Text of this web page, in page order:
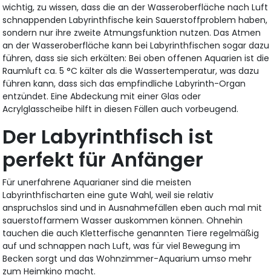
wichtig, zu wissen, dass die an der Wasseroberfläche nach Luft
schnappenden Labyrinthfische kein Sauerstoffproblem haben,
sondern nur ihre zweite Atmungsfunktion nutzen. Das Atmen
an der Wasseroberfläche kann bei Labyrinthfischen sogar dazu
führen, dass sie sich erkälten: Bei oben offenen Aquarien ist die
Raumluft ca. 5 °C kälter als die Wassertemperatur, was dazu
führen kann, dass sich das empfindliche Labyrinth-Organ
entzündet. Eine Abdeckung mit einer Glas oder
Acrylglasscheibe hilft in diesen Fällen auch vorbeugend.
Der Labyrinthfisch ist
perfekt für Anfänger
Für unerfahrene Aquarianer sind die meisten
Labyrinthfischarten eine gute Wahl, weil sie relativ
anspruchslos sind und in Ausnahmefällen eben auch mal mit
sauerstoffarmem Wasser auskommen können. Ohnehin
tauchen die auch Kletterfische genannten Tiere regelmäßig
auf und schnappen nach Luft, was für viel Bewegung im
Becken sorgt und das Wohnzimmer-Aquarium umso mehr
zum Heimkino macht.